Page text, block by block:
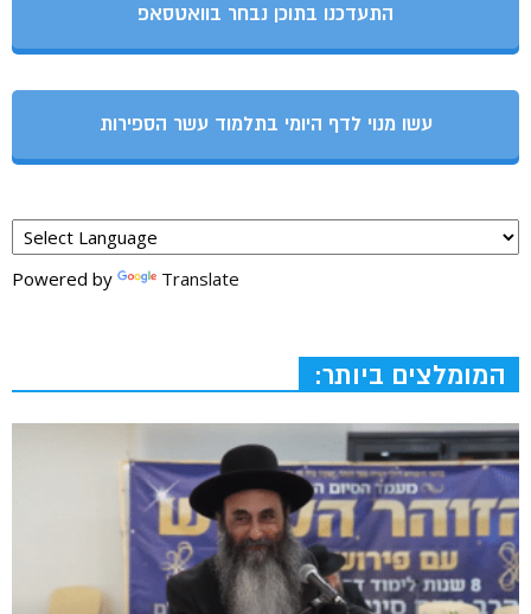
התעדכנו בתוכן נבחר בוואטסאפ
עשו מנוי לדף היומי בתלמוד עשר הספירות
Powered by Translate
המומלצים ביותר: